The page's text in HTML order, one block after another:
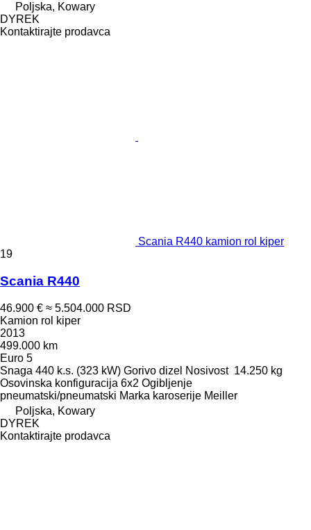
Poljska, Kowary
DYREK
Kontaktirajte prodavca
Scania R440 kamion rol kiper
19
Scania R440
46.900 € ≈ 5.504.000 RSD
Kamion rol kiper
2013
499.000 km
Euro 5
Snaga 440 k.s. (323 kW) Gorivo dizel Nosivost 14.250 kg
Osovinska konfiguracija 6x2 Ogibljenje
pneumatski/pneumatski Marka karoserije Meiller
Poljska, Kowary
DYREK
Kontaktirajte prodavca